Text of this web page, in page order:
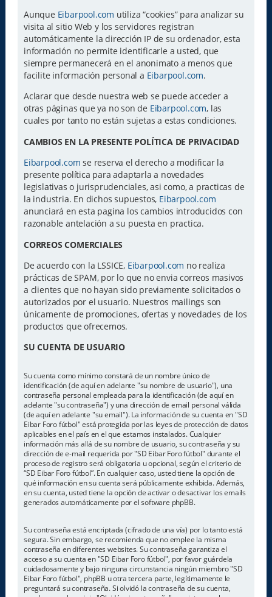
Aunque Eibarpool.com utiliza “cookies” para analizar su
visita al sitio Web y los servidores registran
automáticamente la dirección IP de su ordenador, esta
información no permite identificarle a usted, que
siempre permanecerá en el anonimato a menos que
facilite información personal a Eibarpool.com.
Aclarar que desde nuestra web se puede acceder a
otras páginas que ya no son de Eibarpool.com, las
cuales por tanto no están sujetas a estas condiciones.
CAMBIOS EN LA PRESENTE POLÍTICA DE PRIVACIDAD
Eibarpool.com se reserva el derecho a modificar la
presente política para adaptarla a novedades
legislativas o jurisprudenciales, asi como, a practicas de
la industria. En dichos supuestos, Eibarpool.com
anunciará en esta pagina los cambios introducidos con
razonable antelación a su puesta en practica.
CORREOS COMERCIALES
De acuerdo con la LSSICE, Eibarpool.com no realiza
prácticas de SPAM, por lo que no envia correos masivos
a clientes que no hayan sido previamente solicitados o
autorizados por el usuario. Nuestros mailings son
únicamente de promociones, ofertas y novedades de los
productos que ofrecemos.
SU CUENTA DE USUARIO
Su cuenta como mínimo constará de un nombre único de
identificación (de aquí en adelante "su nombre de usuario"), una
contraseña personal empleada para la identificación (de aquí en
adelante "su contraseña") y una dirección de email personal válida
(de aquí en adelante "su email"). La información de su cuenta en "SD
Eibar Foro fútbol" está protegida por las leyes de protección de datos
aplicables en el país en el que estamos instalados. Cualquier
información más allá de su nombre de usuario, su contraseña y su
dirección de e-mail requerida por "SD Eibar Foro fútbol" durante el
proceso de registro será obligatoria u opcional, según el criterio de
“SD Eibar Foro fútbol”. En cualquier caso, usted tiene la opción de
qué información en su cuenta será públicamente exhibida. Además,
en su cuenta, usted tiene la opción de activar o desactivar los emails
generados automáticamente por el software phpBB.
Su contraseña está encriptada (cifrado de una vía) por lo tanto está
segura. Sin embargo, se recomienda que no emplee la misma
contraseña en diferentes websites. Su contraseña garantiza el
acceso a su cuenta en "SD Eibar Foro fútbol", por favor guárdela
cuidadosamente y bajo ninguna circunstancia ningún miembro "SD
Eibar Foro fútbol", phpBB u otra tercera parte, legítimamente le
preguntará su contraseña. Si olvidó la contraseña de su cuenta,